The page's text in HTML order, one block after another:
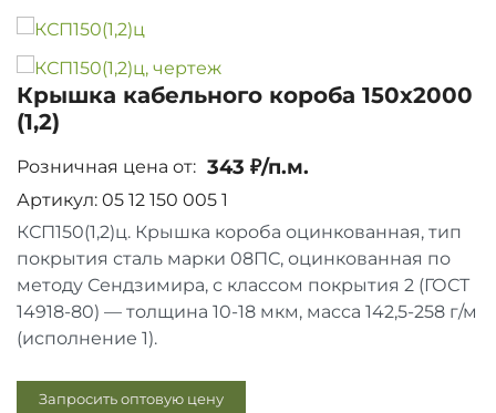
Крышка кабельного короба 150х2000
(1,2)
Розничная цена от: 343 ₽/п.м.
Артикул: 05 12 150 005 1
КСП150(1,2)ц. Крышка короба оцинкованная, тип
покрытия сталь марки 08ПС, оцинкованная по
методу Сендзимира, с классом покрытия 2 (ГОСТ
14918-80) — толщина 10-18 мкм, масса 142,5-258 г/м
(исполнение 1).
Запросить оптовую цену
Соглашаюсь на обработку персональных данных